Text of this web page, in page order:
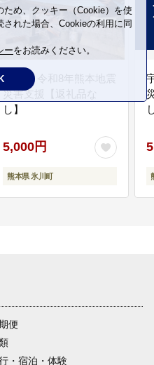
氷川町 令和8年熊本地震
災害支援【返礼品な
し】
5,000円
熊本県 氷川町
便
・宿泊・体験
め、クッキー（Cookie）を使
れた場合、Cookieの利用に同
ーをお読みください。